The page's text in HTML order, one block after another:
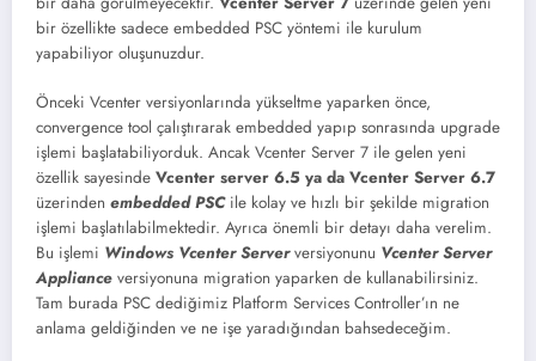
bir özellikte sadece embedded PSC yöntemi ile kurulum
yapabiliyor oluşunuzdur.
Önceki Vcenter versiyonlarında yükseltme yaparken önce,
convergence tool çalıştırarak embedded yapıp sonrasında upgrade
işlemi başlatabiliyorduk. Ancak Vcenter Server 7 ile gelen yeni
özellik sayesinde Vcenter server 6.5 ya da Vcenter Server 6.7
üzerinden embedded PSCile kolay ve hızlı bir şekilde migration
işlemi başlatılabilmektedir. Ayrıca önemli bir detayı daha verelim.
Bu işlemi Windows Vcenter Serverversiyonunu Vcenter Server
Appliance versiyonuna migration yaparken de kullanabilirsiniz.
Tam burada PSC dediğimiz Platform Services Controller’ın ne
anlama geldiğinden ve ne işe yaradığından bahsedeceğim.